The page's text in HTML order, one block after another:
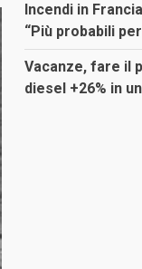
Incendi in
“Più probabili
Vacanze, fare il
diesel +26% in